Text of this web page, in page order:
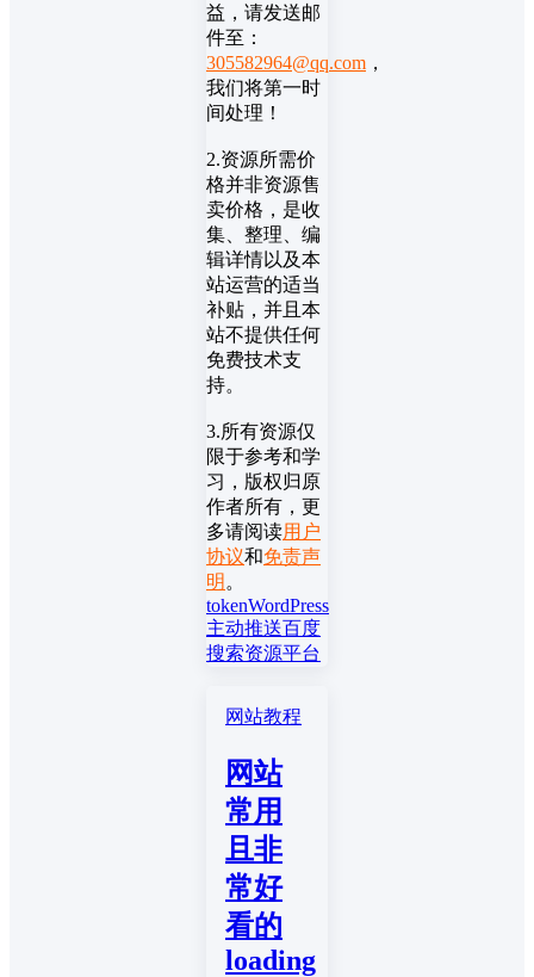
益，请发送邮
件至：
305582964@qq.com ，
我们将第一时
间处理！
2.资源所需价
格并非资源售
卖价格，是收
集、整理、编
辑详情以及本
站运营的适当
补贴，并且本
站不提供任何
免费技术支
持。
3.所有资源仅
限于参考和学
习，版权归原
作者所有，更
多请阅读用户
协议和免责声
明 。
tokenWordPress
主动推送百度
搜索资源平台
网站教程
网站
常用
且非
常好
看的
loading